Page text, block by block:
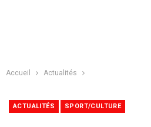
Accueil Actualités
ACTUALITÉS SPORT/CULTURE